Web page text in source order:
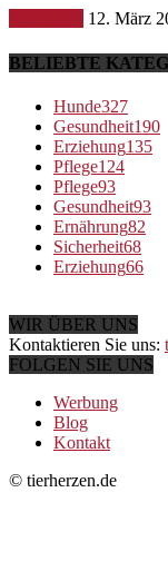
12. März
BELIEBTE
Hunde327
Gesundheit190
Erziehung135
Pflege124
Pflege93
Gesundheit93
Ernährung82
Sicherheit68
Erziehung66
WIR ÜBER UNS
Kontaktieren Sie uns:
FOLGEN SIE UNS
Werbung
Blog
Kontakt
© tierherzen.de